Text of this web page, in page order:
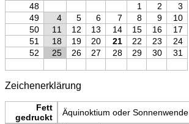
48
1 2
3
49
4 5 6 7 8 9
10
50
11 12 13 14 15 16
17
51
18 19 20 21 22 23
24
52
25 26 27 28 29 30 31
Zeichenerklärung
Fett
gedruckt
Äquinoktium oder Sonnenwende